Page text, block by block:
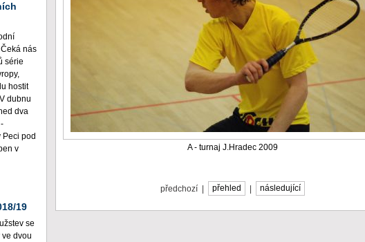
A - turnaj J.Hradec 2009
předchozí | přehled | následující
nás
série
hostit
dubnu
dva
Peci pod
v
19
se
ve dvou